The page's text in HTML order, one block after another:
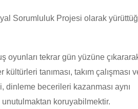
Sorumluluk Projesi olarak
oyunları tekrar gün yüzüne
tanıması, takım çalışması
dinleme becerileri kazanması aynı
koruyabilmektir.